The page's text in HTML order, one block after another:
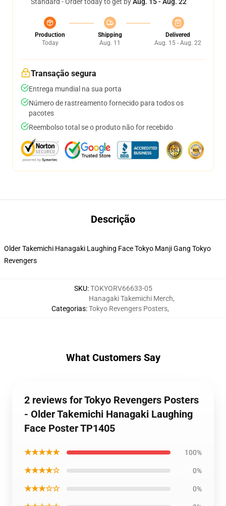
Production
Today
Shipping
Aug. 11
Delivered
Aug. 15 - Aug. 22
Transação segura
Entrega mundial na sua porta
Número de rastreamento fornecido para todos os
pacotes
Reembolso total se o produto não for recebido
Descrição
Older Takemichi Hanagaki Laughing Face Tokyo Manji Gang Tokyo
Revengers
SKU:TOKYORV66633-05
Categorias:
Hanagaki Takemichi Merch,
Tokyo Revengers Posters,
What Customers Say
2 reviews for Tokyo Revengers Posters
- Older Takemichi Hanagaki Laughing
Face Poster TP1405
★★★★★ 100%
★★★★☆ 0%
★★★☆☆ 0%